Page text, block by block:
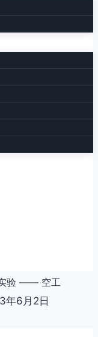
验 —— 空工
年6月2日